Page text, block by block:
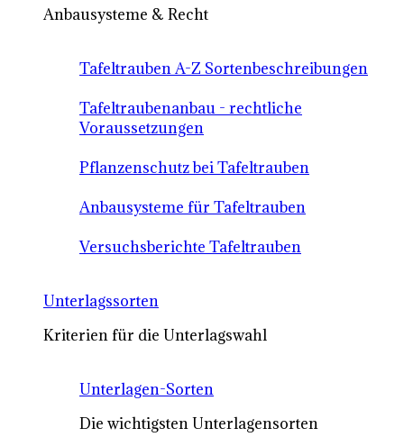
Anbausysteme & Recht
Tafeltrauben A-Z Sortenbeschreibungen
Tafeltraubenanbau - rechtliche
Voraussetzungen
Pflanzenschutz bei Tafeltrauben
Anbausysteme für Tafeltrauben
Versuchsberichte Tafeltrauben
Unterlagssorten
Kriterien für die Unterlagswahl
Unterlagen-Sorten
Die wichtigsten Unterlagensorten